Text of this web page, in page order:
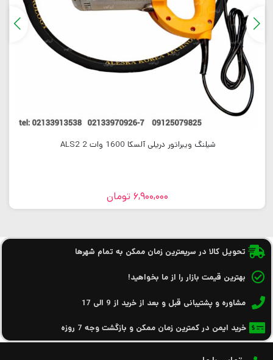
شیلنگ ویبراتور دریلی آلسکا 1600 وات 2 ALS2
6,900,000 تومان
تحویل کالا در سریعترین زمان ممکن به تمام شهرها
بهترین قیمت بازار را از ما بخواهید!
مشاوره و پشتیبانی قبل و بعد از خرید از 9 الی 17
خرید ایمن در کمترین زمان ممکن و بازگشت وجه 7 روزه